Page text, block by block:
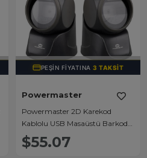
TÜKENDI
PEŞIN FIYATINA3 TAKSIT
Powermaster
Powermaster 2D Karekod
Kablolu USB Masaüstü Barkod
Okuyucu
$55.07